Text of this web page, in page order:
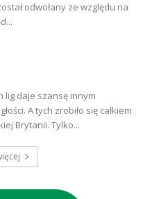
odwołany ze względu na
lig daje szansę innym
A tych zrobiło się całkiem
Brytanii. Tylko...